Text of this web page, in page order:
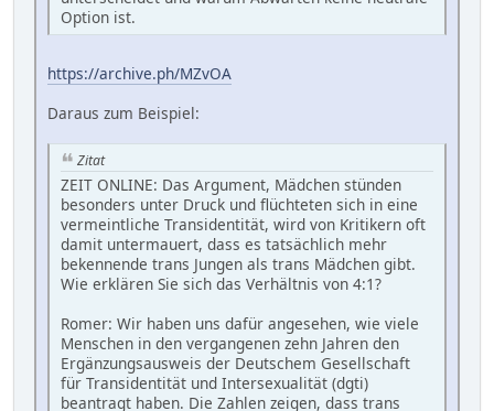
Option ist.
https://archive.ph/MZvOA
Daraus zum Beispiel:
Zitat
ZEIT ONLINE: Das Argument, Mädchen stünden
besonders unter Druck und flüchteten sich in eine
vermeintliche Transidentität, wird von Kritikern oft
damit untermauert, dass es tatsächlich mehr
bekennende trans Jungen als trans Mädchen gibt.
Wie erklären Sie sich das Verhältnis von 4:1?
Romer: Wir haben uns dafür angesehen, wie viele
Menschen in den vergangenen zehn Jahren den
Ergänzungsausweis der Deutschem Gesellschaft
für Transidentität und Intersexualität (dgti)
beantragt haben. Die Zahlen zeigen, dass trans